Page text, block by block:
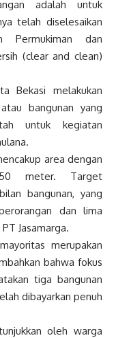
adalah untuk
telah diselesaikan
Permukiman dan
(clear and clean)
Bekasi melakukan
bangunan yang
untuk kegiatan
area dengan
meter. Target
bangunan, yang
dan lima
Jasamarga.
merupakan
bahwa fokus
tiga bangunan
dibayarkan penuh
oleh warga